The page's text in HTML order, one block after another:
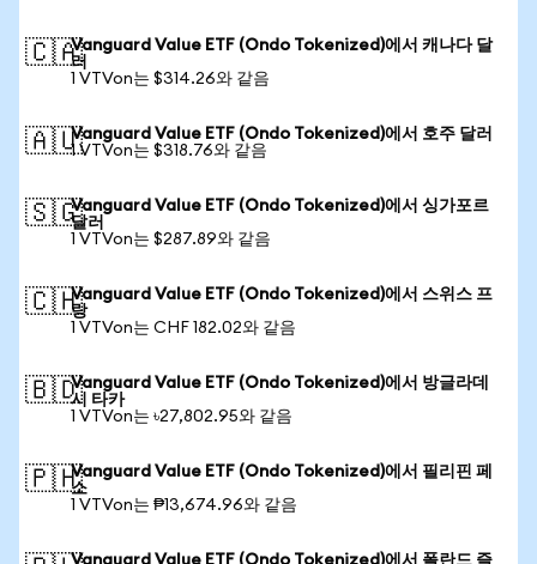
🇨🇦Vanguard Value ETF (Ondo Tokenized)에서 캐나다 달
러
1 VTVon는 $314.26와 같음
🇦🇺Vanguard Value ETF (Ondo Tokenized)에서 호주 달러
1 VTVon는 $318.76와 같음
🇸🇬Vanguard Value ETF (Ondo Tokenized)에서 싱가포르
달러
1 VTVon는 $287.89와 같음
🇨🇭Vanguard Value ETF (Ondo Tokenized)에서 스위스 프
랑
1 VTVon는 CHF 182.02와 같음
🇧🇩Vanguard Value ETF (Ondo Tokenized)에서 방글라데
시 타카
1 VTVon는 ৳27,802.95와 같음
🇵🇭Vanguard Value ETF (Ondo Tokenized)에서 필리핀 페
소
1 VTVon는 ₱13,674.96와 같음
Vanguard Value ETF (Ondo Tokenized)에서 폴란드 즐